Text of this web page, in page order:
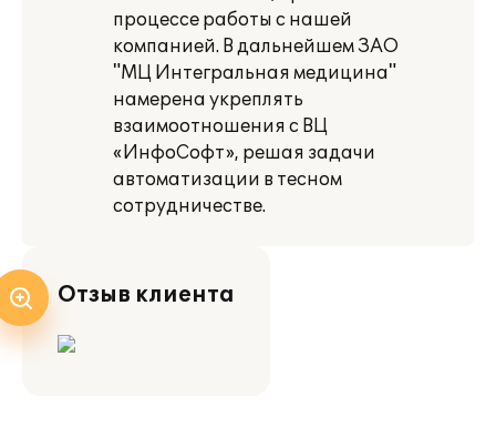
процессе работы с нашей
компанией. В дальнейшем ЗАО
"МЦ Интегральная медицина"
намерена укреплять
взаимоотношения с ВЦ
«ИнфоСофт», решая задачи
автоматизации в тесном
сотрудничестве.
Отзыв клиента